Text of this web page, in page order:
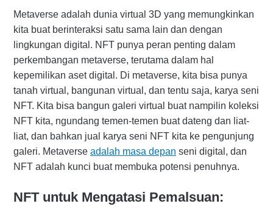
Metaverse adalah dunia virtual 3D yang memungkinkan
kita buat berinteraksi satu sama lain dan dengan
lingkungan digital. NFT punya peran penting dalam
perkembangan metaverse, terutama dalam hal
kepemilikan aset digital. Di metaverse, kita bisa punya
tanah virtual, bangunan virtual, dan tentu saja, karya seni
NFT. Kita bisa bangun galeri virtual buat nampilin koleksi
NFT kita, ngundang temen-temen buat dateng dan liat-
liat, dan bahkan jual karya seni NFT kita ke pengunjung
galeri. Metaverse adalah masa depan seni digital, dan
NFT adalah kunci buat membuka potensi penuhnya.
NFT untuk Mengatasi Pemalsuan: